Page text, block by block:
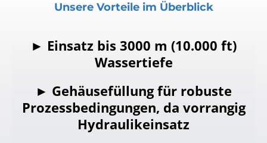
Unsere Vorteile im Überblick
► Einsatz bis 3000 m (10.000 ft)
Wassertiefe
► Gehäusefüllung für robuste
Prozessbedingungen, da vorrangig
Hydraulikeinsatz­­​​​​